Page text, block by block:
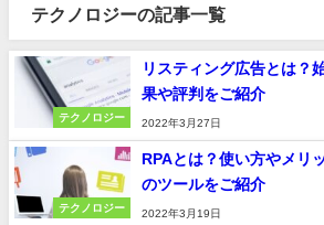
テクノロジーの記事一覧
テクノロジー
リスティング広告とは？
果や評判をご紹介
2022年3月27日
テクノロジー
RPAとは？使い方やメリ
のツールをご紹介
2022年3月19日